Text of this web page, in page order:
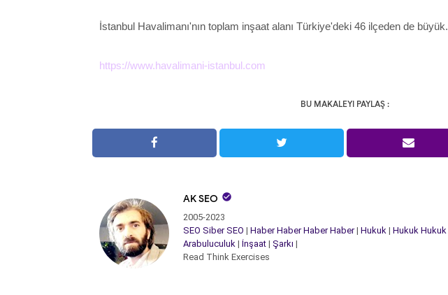
İstanbul Havalimanı'nın toplam inşaat alanı Türkiye'deki 46 ilçeden de büyük.
https://www.havalimani-istanbul.com
BU MAKALEYI PAYLAŞ :
AK SEO 
2005-2023
SEO Siber SEO | Haber Haber Haber Haber| Hukuk | Hukuk Hukuk
Arabuluculuk | İnşaat | Şarkı |
Read Think Exercises